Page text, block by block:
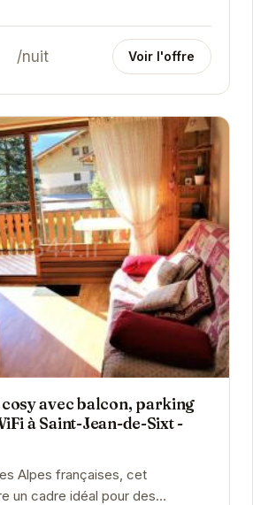
trois chambres, il peut
/nuit Voir l'offre
avec balcon, parking
à Saint-Jean-de-Sixt -
Alpes françaises, cet
un cadre idéal pour des